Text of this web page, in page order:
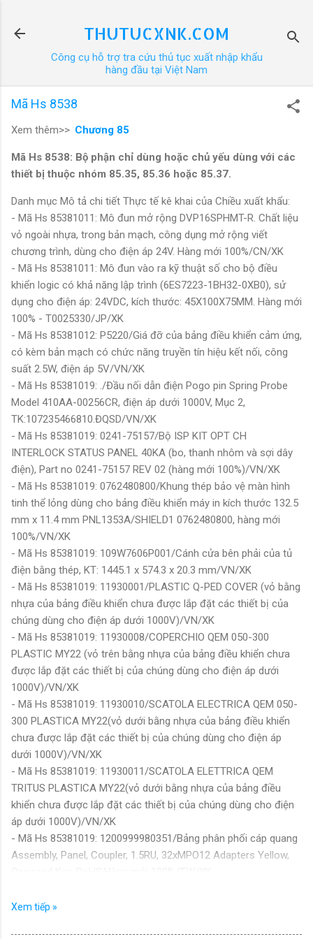
THUTUCXNK.COM
Công cụ hỗ trợ tra cứu thủ tục xuất nhập khẩu
hàng đầu tại Việt Nam
Mã Hs 8538
Xem thêm>> Chương 85
Mã Hs 8538: Bộ phận chỉ dùng hoặc chủ yếu dùng với các
thiết bị thuộc nhóm 85.35, 85.36 hoặc 85.37.
Danh mục Mô tả chi tiết Thực tế kê khai của Chiều xuất khẩu:
- Mã Hs 85381011: Mô đun mở rộng DVP16SPHMT-R. Chất liệu
vỏ ngoài nhựa, trong bản mạch, công dụng mở rộng viết
chương trình, dùng cho điện áp 24V. Hàng mới 100%/CN/XK
- Mã Hs 85381011: Mô đun vào ra kỹ thuật số cho bộ điều
khiển logic có khả năng lập trình (6ES7223-1BH32-0XB0), sử
dụng cho điện áp: 24VDC, kích thước: 45X100X75MM. Hàng mới
100% - T0025330/JP/XK
- Mã Hs 85381012: P5220/Giá đỡ của bảng điều khiển cảm ứng,
có kèm bản mạch có chức năng truyền tín hiệu kết nối, công
suất 2.5W, điện áp 5V/VN/XK
- Mã Hs 85381019: ./Đầu nối dẫn điện Pogo pin Spring Probe
Model 410AA-00256CR, điện áp dưới 1000V, Mục 2,
TK:107235466810.ĐQSD/VN/XK
- Mã Hs 85381019: 0241-75157/Bộ ISP KIT OPT CH
INTERLOCK STATUS PANEL 40KA (bo, thanh nhôm và sợi dây
điện), Part no 0241-75157 REV 02 (hàng mới 100%)/VN/XK
- Mã Hs 85381019: 0762480800/Khung thép bảo vệ màn hình
tinh thể lỏng dùng cho bảng điều khiển máy in kích thước 132.5
mm x 11.4 mm PNL1353A/SHIELD1 0762480800, hàng mới
100%/VN/XK
- Mã Hs 85381019: 109W7606P001/Cánh cửa bên phải của tủ
điện bằng thép, KT: 1445.1 x 574.3 x 20.3 mm/VN/XK
- Mã Hs 85381019: 11930001/PLASTIC Q-PED COVER (vỏ bằng
nhựa của bảng điều khiển chưa được lắp đặt các thiết bị của
chúng dùng cho điện áp dưới 1000V)/VN/XK
- Mã Hs 85381019: 11930008/COPERCHIO QEM 050-300
PLASTIC MY22 (vỏ trên bằng nhựa của bảng điều khiển chưa
được lắp đặt các thiết bị của chúng dùng cho điện áp dưới
1000V)/VN/XK
- Mã Hs 85381019: 11930010/SCATOLA ELECTRICA QEM 050-
300 PLASTICA MY22(vỏ dưới bằng nhựa của bảng điều khiển
chưa được lắp đặt các thiết bị của chúng dùng cho điện áp
dưới 1000V)/VN/XK
- Mã Hs 85381019: 11930011/SCATOLA ELETTRICA QEM
TRITUS PLASTICA MY22(vỏ dưới bằng nhựa của bảng điều
khiển chưa được lắp đặt các thiết bị của chúng dùng cho điện
áp dưới 1000V)/VN/XK
- Mã Hs 85381019: 1200999980351/Bảng phân phối cáp quang
Assembly, Panel, Coupler, 1.5RU, 32xMPO12 Adapters Yellow,
690V, bằng thép, KT L450xW800xH507mm, gồm 15 chi tiết.
Xem tiếp »